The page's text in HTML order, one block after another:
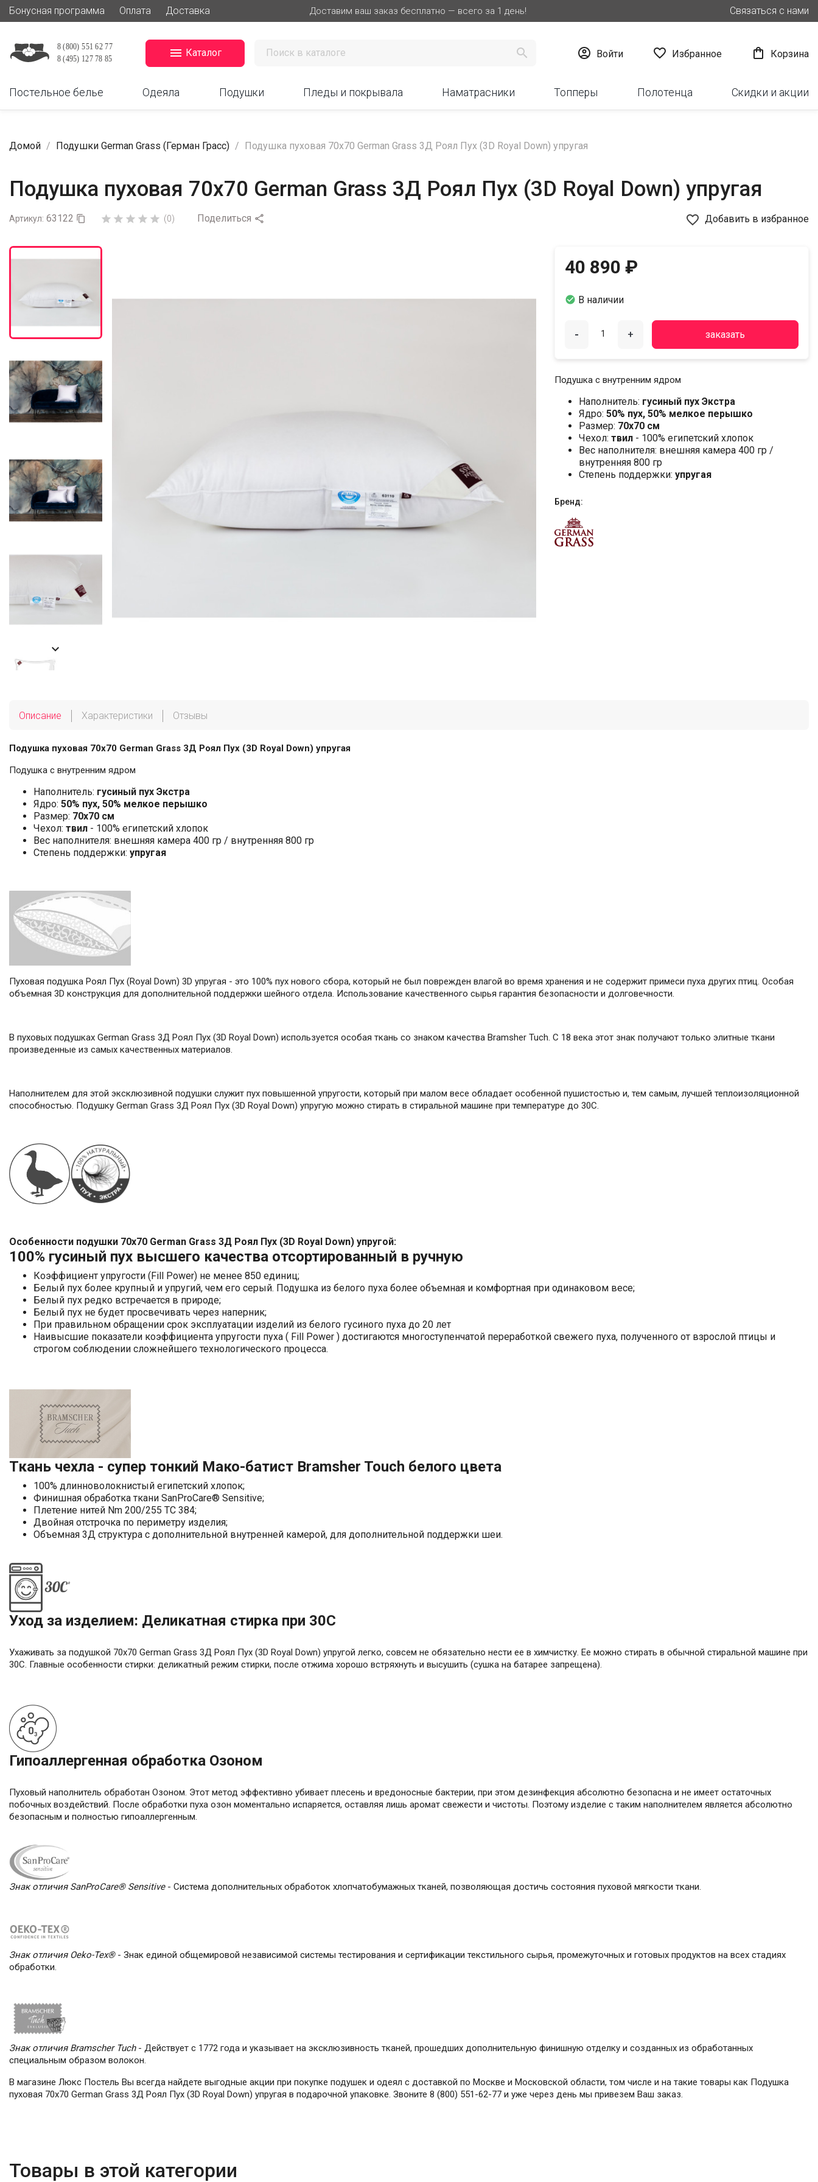
Бонусная программа Оплата Доставка Доставим ваш заказ бесплатно — всего за 1 день! Связаться с нами
 Каталог   Войти  Избранное  Корзина
Постельное белье Одеяла Подушки Пледы и покрывала Наматрасники Топперы Полотенца Скидки и акции
Домой Подушки German Grass (Герман Грасс) Подушка пуховая 70х70 German Grass 3Д Роял Пух (3D Royal Down) упругая
Подушка пуховая 70х70 German Grass 3Д Роял Пух (3D Royal Down) упругая
Артикул: 63122       (0) Поделиться  favorite_border Добавить в избранное

40 890 ₽
 В наличии
- + заказать
Подушка с внутренним ядром
Наполнитель: гусиный пух Экстра
Ядро: 50% пух, 50% мелкое перышко
Размер: 70х70 см
Чехол: твил - 100% египетский хлопок
Вес наполнителя: внешняя камера 400 гр /
внутренняя 800 гр
Степень поддержки: упругая
Бренд:
Описание Характеристики Отзывы
Подушка пуховая 70х70 German Grass 3Д Роял Пух (3D Royal Down) упругая
Подушка с внутренним ядром
Наполнитель: гусиный пух Экстра
Ядро: 50% пух, 50% мелкое перышко
Размер: 70х70 см
Чехол: твил - 100% египетский хлопок
Вес наполнителя: внешняя камера 400 гр / внутренняя 800 гр
Степень поддержки: упругая
Пуховая подушка Роял Пух (Royal Down) 3D упругая - это 100% пух нового сбора, который не был поврежден влагой во время хранения и не содержит примеси пуха других птиц. Особая
объемная 3D конструкция для дополнительной поддержки шейного отдела. Использование качественного сырья гарантия безопасности и долговечности.
В пуховых подушках German Grass 3Д Роял Пух (3D Royal Down) используется особая ткань со знаком качества Bramsher Tuch. С 18 века этот знак получают только элитные ткани
произведенные из самых качественных материалов.
Наполнителем для этой эксклюзивной подушки служит пух повышенной упругости, который при малом весе обладает особенной пушистостью и, тем самым, лучшей теплоизоляционной
способностью. Подушку German Grass 3Д Роял Пух (3D Royal Down) упругую можно стирать в стиральной машине при температуре до 30С.
Особенности подушки 70x70 German Grass 3Д Роял Пух (3D Royal Down) упругой:
100% гусиный пух высшего качества отсортированный в ручную
Коэффициент упругости (Fill Power) не менее 850 единиц;
Белый пух более крупный и упругий, чем его серый. Подушка из белого пуха более объемная и комфортная при одинаковом весе;
Белый пух редко встречается в природе;
Белый пух не будет просвечивать через наперник;
При правильном обращении срок эксплуатации изделий из белого гусиного пуха до 20 лет
Наивысшие показатели коэффициента упругости пуха ( Fill Power ) достигаются многоступенчатой переработкой свежего пуха, полученного от взрослой птицы и
строгом соблюдении сложнейшего технологического процесса.
Ткань чехла - супер тонкий Мако-батист Bramsher Touch белого цвета
100% длинноволокнистый египетский хлопок;
Финишная обработка ткани SanProCare® Sensitive;
Плетение нитей Nm 200/255 TC 384;
Двойная отстрочка по периметру изделия;
Объемная 3Д структура с дополнительной внутренней камерой, для дополнительной поддержки шеи.
Уход за изделием: Деликатная стирка при 30С
Ухаживать за подушкой 70х70 German Grass 3Д Роял Пух (3D Royal Down) упругой легко, совсем не обязательно нести ее в химчистку. Ее можно стирать в обычной стиральной машине при
30С. Главные особенности стирки: деликатный режим стирки, после отжима хорошо встряхнуть и высушить (сушка на батарее запрещена).
Гипоаллергенная обработка Озоном
Пуховый наполнитель обработан Озоном. Этот метод эффективно убивает плесень и вредоносные бактерии, при этом дезинфекция абсолютно безопасна и не имеет остаточных
побочных воздействий. После обработки пуха озон моментально испаряется, оставляя лишь аромат свежести и чистоты. Поэтому изделие с таким наполнителем является абсолютно
безопасным и полностью гипоаллергенным.
Знак отличия SanProCare® Sensitive - Cистема дополнительных обработок хлопчатобумажных тканей, позволяющая достичь состояния пуховой мягкости ткани.
Знак отличия Oeko-Tex® - Знак единой общемировой независимой системы тестирования и сертификации текстильного сырья, промежуточных и готовых продуктов на всех стадиях
обработки.
Знак отличия Bramscher Tuch- Действует с 1772 года и указывает на эксклюзивность тканей, прошедших дополнительную финишную отделку и созданных из обработанных
специальным образом волокон.
В магазине Люкс Постель Вы всегда найдете выгодные акции при покупке подушек и одеял с доставкой по Москве и Московской области, том числе и на такие товары как Подушка
пуховая 70х70 German Grass 3Д Роял Пух (3D Royal Down) упругая в подарочной упаковке. Звоните 8 (800) 551-62-77 и уже через день мы привезем Ваш заказ.
Товары в этой категории